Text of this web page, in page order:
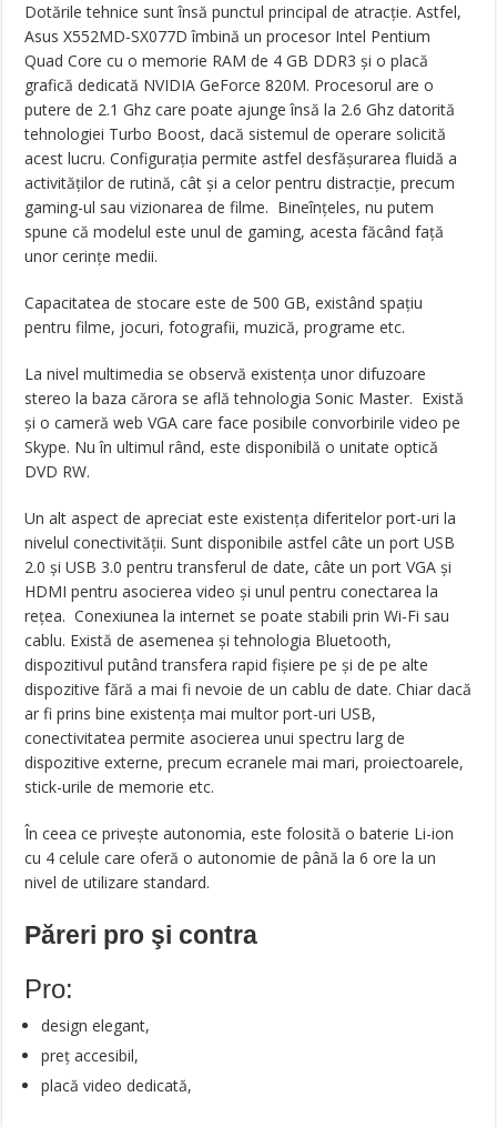
Dotările tehnice sunt însă punctul principal de atracție. Astfel,
Asus X552MD-SX077D îmbină un procesor Intel Pentium
Quad Core cu o memorie RAM de 4 GB DDR3 și o placă
grafică dedicată NVIDIA GeForce 820M. Procesorul are o
putere de 2.1 Ghz care poate ajunge însă la 2.6 Ghz datorită
tehnologiei Turbo Boost, dacă sistemul de operare solicită
acest lucru. Configurația permite astfel desfășurarea fluidă a
activităților de rutină, cât și a celor pentru distracție, precum
gaming-ul sau vizionarea de filme. Bineînțeles, nu putem
spune că modelul este unul de gaming, acesta făcând față
unor cerințe medii.
Capacitatea de stocare este de 500 GB, existând spațiu
pentru filme, jocuri, fotografii, muzică, programe etc.
La nivel multimedia se observă existența unor difuzoare
stereo la baza cărora se află tehnologia Sonic Master. Există
și o cameră web VGA care face posibile convorbirile video pe
Skype. Nu în ultimul rând, este disponibilă o unitate optică
DVD RW.
Un alt aspect de apreciat este existența diferitelor port-uri la
nivelul conectivității. Sunt disponibile astfel câte un port USB
2.0 și USB 3.0 pentru transferul de date, câte un port VGA și
HDMI pentru asocierea video și unul pentru conectarea la
rețea. Conexiunea la internet se poate stabili prin Wi-Fi sau
cablu. Există de asemenea și tehnologia Bluetooth,
dispozitivul putând transfera rapid fișiere pe și de pe alte
dispozitive fără a mai fi nevoie de un cablu de date. Chiar dacă
ar fi prins bine existența mai multor port-uri USB,
conectivitatea permite asocierea unui spectru larg de
dispozitive externe, precum ecranele mai mari, proiectoarele,
stick-urile de memorie etc.
În ceea ce privește autonomia, este folosită o baterie Li-ion
cu 4 celule care oferă o autonomie de până la 6 ore la un
nivel de utilizare standard.
Păreri pro şi contra
Pro:
design elegant,
preț accesibil,
placă video dedicată,